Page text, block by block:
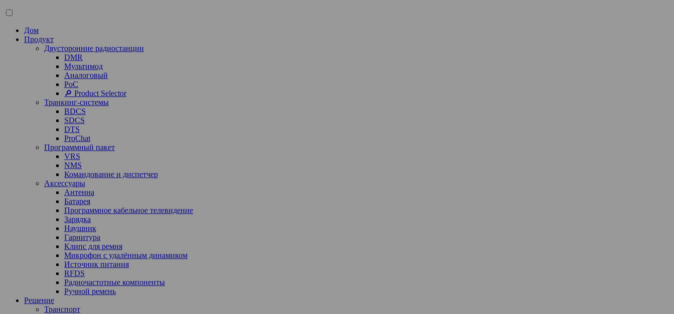
Дом
Продукт
Двусторонние радиостанции
DMR
Мультимод
Аналоговый
PoC
🔎 Product Selector
Транкинг-системы
BDCS
SDCS
DTS
ProChat
Программный пакет
VRS
NMS
Командование и диспетчер
Аксессуары
Антенна
Батарея
Программное кабельное телевидение
Зарядка
Наушник
Гарнитура
Клипс для ремня
Микрофон с удалённым динамиком
Источник питания
RFDS
Радиочастотные компоненты
Ручной ремень
Решение
Транспорт